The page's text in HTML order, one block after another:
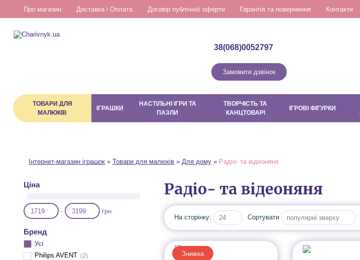
Про магазин Доставка і Оплата Договір публічної оферти Гарантія та повернення Контакти
38(068)0052797
Замовити дзвінок
ТОВАРИ ДЛЯ
МАЛЮКІВ
ІГРАШКИ
НАСТІЛЬНІ ІГРИ ТА
ПАЗЛИ
ТВОРЧІСТЬ ТА
КАНЦТОВАРІ
ІГРОВІ ФІГУРКИ
Інтернет-магазин іграшок » Товари для малюків » Для дому » Радіо- та відеоняня
Ціна
- грн
Бренд
Усі
Philips AVENT
2
Радіо- та відеоняня
На сторінку: 24 Сортувати популярні зверху
Знижка